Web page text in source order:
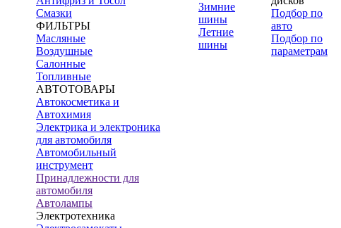
Смазки
ФИЛЬТРЫ
Масляные
Воздушные
Салонные
Топливные
АВТОТОВАРЫ
Автокосметика и
Автохимия
Электрика и электроника
для автомобиля
Автомобильный
инструмент
Принадлежности для
автомобиля
Автолампы
Электротехника
Зимние
шины
Летние
шины
Подбор по
авто
Подбор по
параметрам